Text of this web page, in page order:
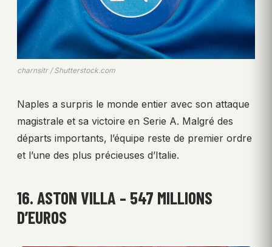
charnsitr / Shutterstock.com
Naples a surpris le monde entier avec son attaque
magistrale et sa victoire en Serie A. Malgré des
départs importants, l’équipe reste de premier ordre
et l’une des plus précieuses d’Italie.
16. ASTON VILLA – 547 MILLIONS
D’EUROS